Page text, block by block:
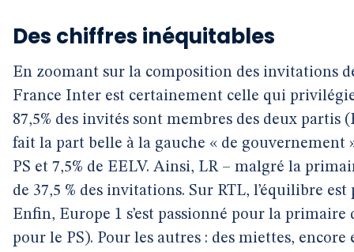
Des chiffres inéquitables
En zoomant sur la composition des invitations
France Inter est certainement celle qui
87,5% des invités sont membres des deux partis
fait la part belle à la gauche « de gouvernement
PS et 7,5% de EELV. Ainsi, LR – malgré la
de 37,5 % des invitations. Sur RTL, l’équilibre est
Enfin, Europe 1 s’est passionné pour la primaire
pour le PS). Pour les autres : des miettes, encore